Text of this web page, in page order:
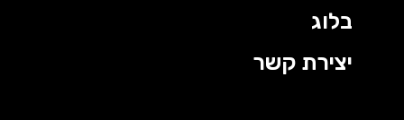
בלוג
יצירת קשר